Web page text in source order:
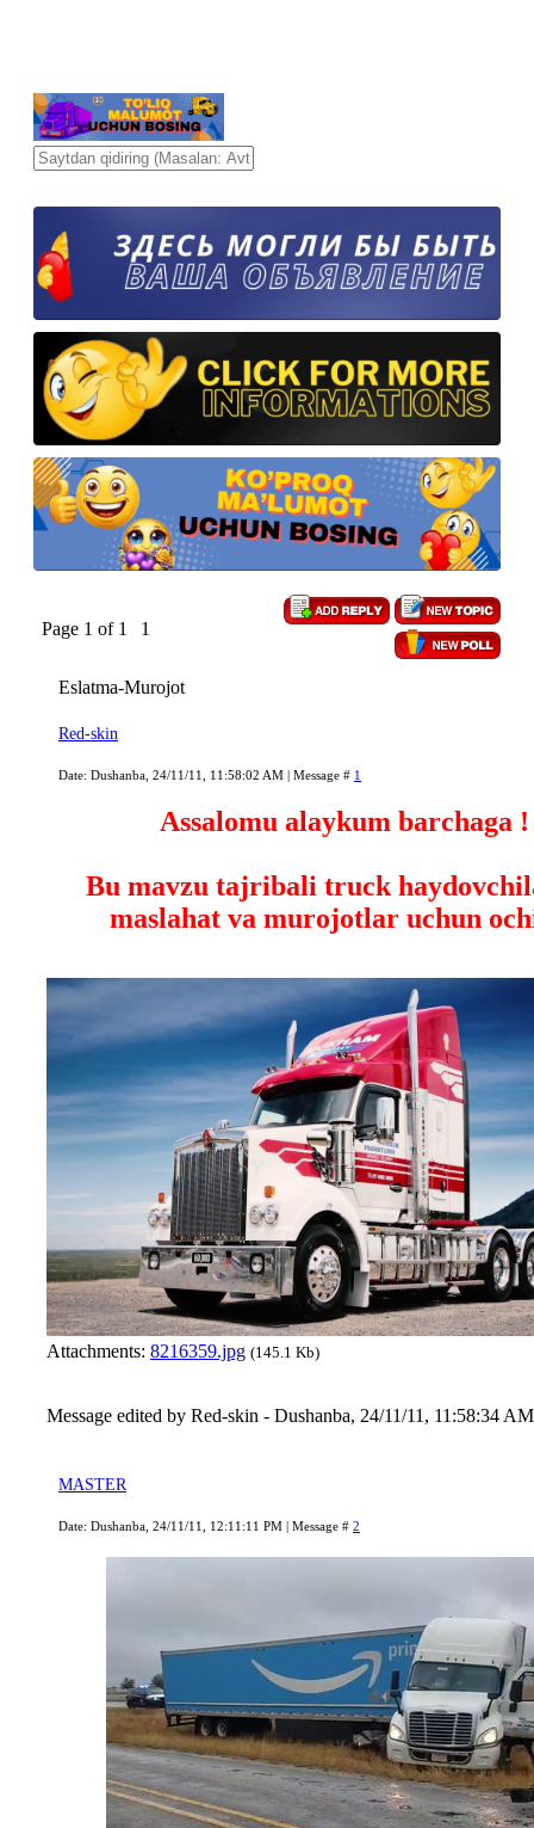
Page 1 of 1 1
Eslatma-Murojot
Red-skin
Date: Dushanba, 24/11/11, 11:58:02 AM | Message # 1
Assalomu alaykum barchaga !
Bu mavzu tajribali truck
maslahat va murojotlar uchun
Attachments: 8216359.jpg (145.1 Kb)
Message edited by Red-skin - Dushanba, 24/11/11, 11:58:34 AM
MASTER
Date: Dushanba, 24/11/11, 12:11:11 PM | Message # 2